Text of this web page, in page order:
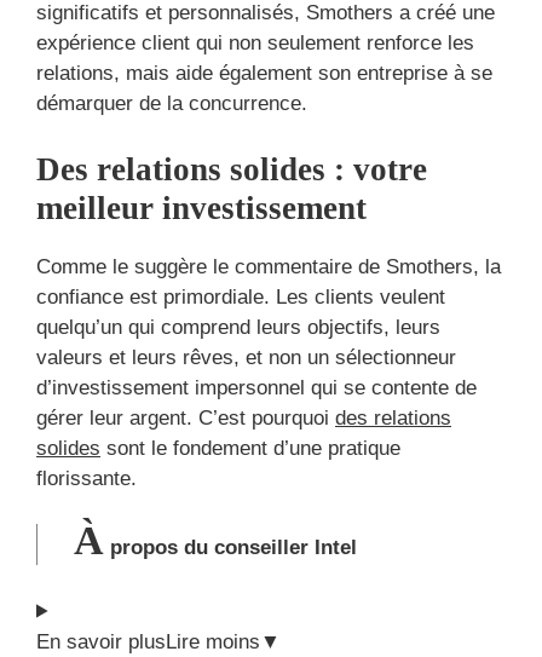
significatifs et personnalisés, Smothers a créé une
expérience client qui non seulement renforce les
relations, mais aide également son entreprise à se
démarquer de la concurrence.
Des relations solides : votre
meilleur investissement
Comme le suggère le commentaire de Smothers, la
confiance est primordiale. Les clients veulent
quelqu’un qui comprend leurs objectifs, leurs
valeurs et leurs rêves, et non un sélectionneur
d’investissement impersonnel qui se contente de
gérer leur argent. C’est pourquoi des relations
solides sont le fondement d’une pratique
florissante.
À propos du conseiller Intel
En savoir plusLire moins ▼